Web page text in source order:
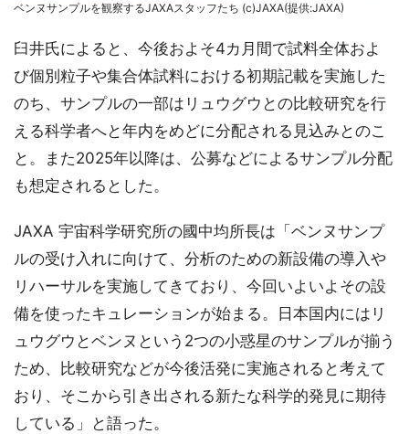
ベンヌサンプルを観察するJAXAスタッフたち (c)JAXA(提供:JAXA)
臼井氏によると、今後およそ4カ月間で試料全体およ
び個別粒子や集合体試料における初期記載を実施した
のち、サンプルの一部はリュウグウとの比較研究を行
える科学者へと年内をめどに分配される見込みとのこ
と。また2025年以降は、公募などによるサンプル分配
も想定されるとした。
JAXA 宇宙科学研究所の國中均所長は「ベンヌサンプ
ルの受け入れに向けて、分析のための新設備の導入や
リハーサルを実施してきており、今回いよいよその設
備を使ったキュレーションが始まる。日本国内にはリ
ュウグウとベンヌという2つの小惑星のサンプルが揃う
ため、比較研究などが今後活発に実施されると考えて
おり、そこから引き出される新たな科学的発見に期待
している」と語った。